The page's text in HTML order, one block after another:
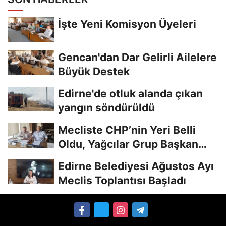
İşte Yeni Komisyon Üyeleri
Gencan'dan Dar Gelirli Ailelere
Büyük Destek
Edirne'de otluk alanda çıkan
yangın söndürüldü
Mecliste CHP’nin Yeri Belli
Oldu, Yağcılar Grup Başkan
Edirne Belediyesi Ağustos Ayı
Meclis Toplantısı Başladı